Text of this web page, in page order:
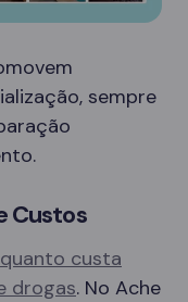
sempre
Custos
quanto custa
drogas. No Ache